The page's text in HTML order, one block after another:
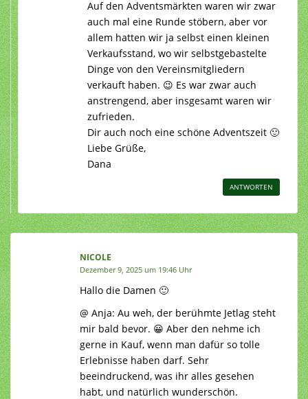
Auf den Adventsmärkten waren wir zwar
auch mal eine Runde stöbern, aber vor
allem hatten wir ja selbst einen kleinen
Verkaufsstand, wo wir selbstgebastelte
Dinge von den Vereinsmitgliedern
verkauft haben. 😉 Es war zwar auch
anstrengend, aber insgesamt waren wir
zufrieden.
Dir auch noch eine schöne Adventszeit 🙂
Liebe Grüße,
Dana
ANTWORTEN
NICOLE
Dezember 9, 2025 um 19:46 Uhr
Hallo die Damen 🙂
@ Anja: Au weh, der berühmte Jetlag steht
mir bald bevor. 😀 Aber den nehme ich
gerne in Kauf, wenn man dafür so tolle
Erlebnisse haben darf. Sehr
beeindruckend, was ihr alles gesehen
habt, und natürlich wunderschön.